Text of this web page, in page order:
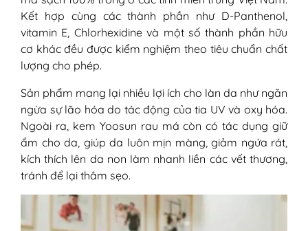
Kết hợp cùng các thành phần như D-Panthenol,
vitamin E, Chlorhexidine và một số thành phần hữu
cơ khác đều được kiểm nghiệm theo tiêu chuẩn chất
lượng cho phép.
Sản phẩm mang lại nhiều lợi ích cho làn da như ngăn
ngừa sự lão hóa do tác động của tia UV và oxy hóa.
Ngoài ra, kem Yoosun rau má còn có tác dụng giữ
ẩm cho da, giúp da luôn mịn màng, giảm ngứa rát,
kích thích lên da non làm nhanh liền các vết thương,
tránh để lại thâm sẹo.